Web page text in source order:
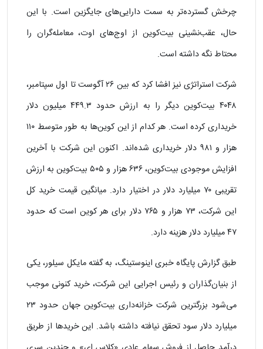
چرخش گسترده‌تر به سمت دارایی‌های جایگزین است. با این
حال، عقب‌نشینی بیت‌کوین از اوج‌های اوت، معامله‌گران را
محتاط نگه داشته است.
شرکت استراتژی نیز افشا کرد که بین ۲۶ آگوست تا اول سپتامبر،
۴۰۴۸ بیت‌کوین دیگر را به ارزش حدود ۴۴۹.۳ میلیون دلار
خریداری کرده است. هر کدام از این کوین‌ها به طور متوسط ۱۱۰
هزار و ۹۸۱ دلار خریداری شده‌اند. اکنون این شرکت با آخرین
افزایش موجودی بیت‌کوین، ۶۳۶ هزار و ۵۰۵ بیت‌کوین به ارزش
تقریبی ۷۰ میلیارد دلار در اختیار دارد. میانگین قیمت خرید کل
این شرکت، ۷۳ هزار و ۷۶۵ دلار برای هر کوین است که حدود
۴۷ میلیارد دلار هزینه دارد.
طبق گزارش پایگاه خبری اینوستینگ، به گفته مایکل سیلور، یکی
از بنیان‌گذاران و رئیس اجرایی این شرکت، خرید کنونی موجب
می‌شود بزرگترین شرکت خزانه‌داری بیت‌کوین جهان حدود ۲۳
میلیارد دلار سود تحقق نیافته داشته باشد. این خریدها از طریق